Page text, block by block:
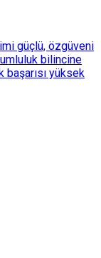
güçlü, özgüveni
bilincine
yüksek